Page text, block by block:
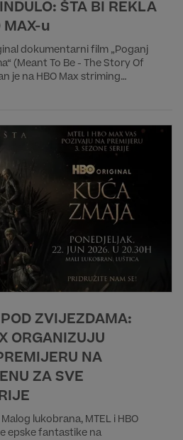
ŠTA BI REKLA
MAX-u
dokumentarni film „Poganj
(Meant To Be - The Story Of
je na HBO Max striming
ZVIJEZDAMA:
ORGANIZUJU
NA
ZA SVE
lukobrana, MTEL i HBO
epske fantastike na